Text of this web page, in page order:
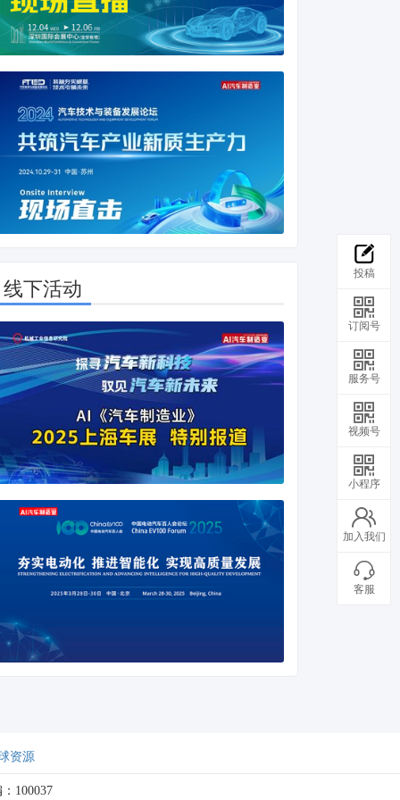
线下活动
资源
100037
投稿
订阅号
服务号
视频号
小程序
加入我们
客服